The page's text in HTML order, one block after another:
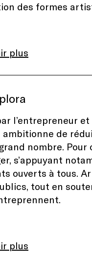
des formes
plus
l’entrepreneur
ambitionne de
nombre.
s’appuyant
ouverts à tous.
tout en
plus